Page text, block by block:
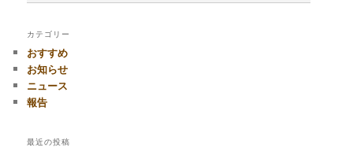
カテゴリー
おすすめ
お知らせ
ニュース
報告
最近の投稿